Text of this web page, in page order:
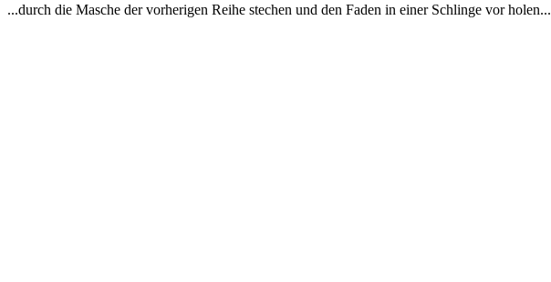
...durch die Masche der vorherigen Reihe stechen und den Faden in einer Schlinge vor holen...